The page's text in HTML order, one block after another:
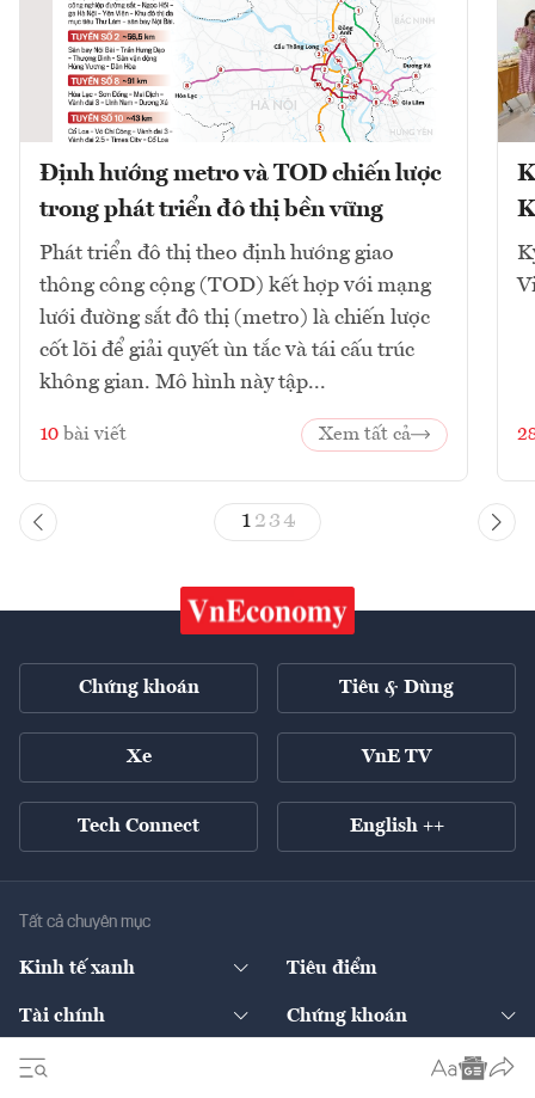
Định hướng metro và TOD chiến lược
trong phát triển đô thị bền vững
Phát triển đô thị theo định hướng giao
thông công cộng (TOD) kết hợp với mạng
lưới đường sắt đô thị (metro) là chiến lược
cốt lõi để giải quyết ùn tắc và tái cấu trúc
không gian. Mô hình này tập...
10 bài viết Xem tất cả
1 23 4
Chứng khoán Tiêu & Dùng
Xe VnE TV
Tech Connect English ++
Tất cả chuyên mục
Kinh tế xanh
Pháp lý
Thương hiệu xanh
Tiêu điểm
Tài chính Chứng khoán
Kinh tế số